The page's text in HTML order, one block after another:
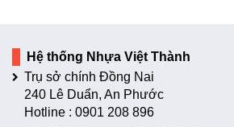
Hệ thống Nhựa Việt Thành
Trụ sở chính Đồng Nai
240 Lê Duẩn, An Phước
Hotline : 0901 208 896